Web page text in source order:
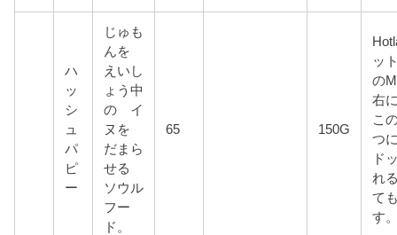
ハ
ッ
シ
ュ
パ
ピ
ー
じゅも
んを
えいし
ょう中
の イ
ヌを
だまら
せる
ソウル
フー
ド。
65 150G
ッ
の
右
こ
つ
ド
れ
て
す